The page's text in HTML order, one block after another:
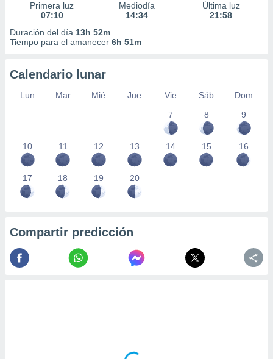
Primera luz
07:10
Mediodía
14:34
Última luz
21:58
Duración del día 13h 52m
Tiempo para el amanecer 6h 51m
Calendario lunar
Lun Mar Mié Jue Vie Sáb
Dom
7
8 9
10 11 12 13 14 15 16
17 18 19 20
Compartir predicción